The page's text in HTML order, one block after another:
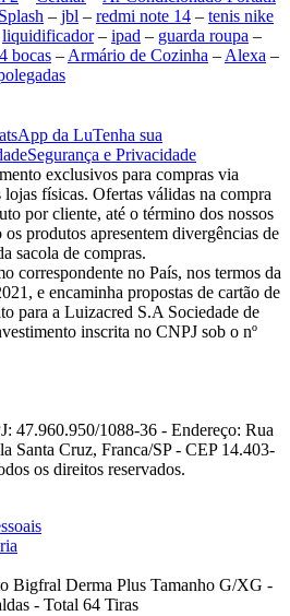
– jbl – redmi note 14 – tenis nike
liquidificador– ipad – guarda roupa –
bocas – Armário de Cozinha – Alexa –
da LuTenha sua
Segurança e Privacidade
exclusivos para compras via
físicas. Ofertas válidas na compra
por cliente, até o término dos nossos
produtos apresentem divergências de
sacola de compras.
correspondente no País, nos termos da
e encaminha propostas de cartão de
para a Luizacred S.A Sociedade de
inscrita no CNPJ sob o nº
47.960.950/1088-36 - Endereço: Rua
Santa Cruz, Franca/SP - CEP 14.403-
os direitos reservados.
Bigfral Derma Plus Tamanho G/XG -
- Total 64 Tiras